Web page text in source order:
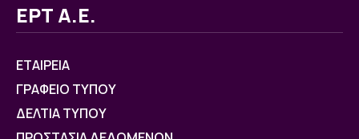
ΕΡΤ Α.Ε.
ΕΤΑΙΡΕΙΑ
ΓΡΑΦΕΙΟ ΤΥΠΟΥ
ΔΕΛΤΙΑ ΤΥΠΟΥ